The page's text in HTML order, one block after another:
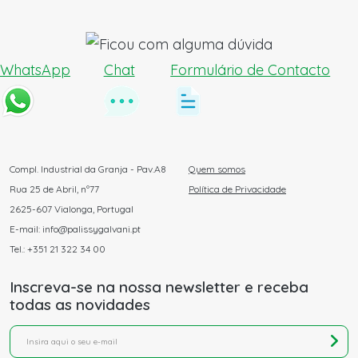
WhatsApp Chat Formulário de Contacto
Compl. Industrial da Granja - Pav.A8
Rua 25 de Abril, nº77
2625-607 Vialonga, Portugal
E-mail: info@palissygalvani.pt
Tel.: +351 21 322 34 00
Quem somos
Política de Privacidade
Inscreva-se na nossa newsletter e receba
todas as novidades